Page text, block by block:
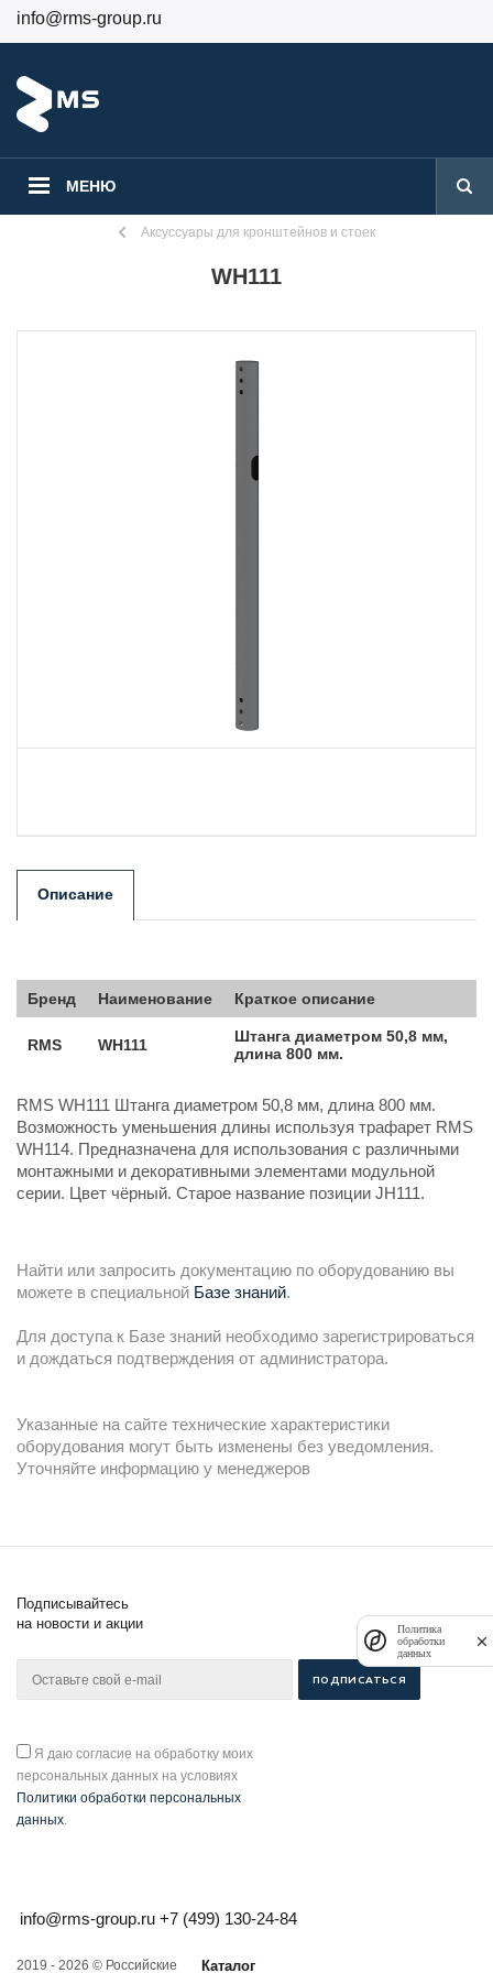
info@rms-group.ru
МЕНЮ
Аксуссуары для кронштейнов и стоек
WH111
Описание
Бренд Наименование Краткое описание
RMS WH111
Штанга диаметром 50,8 мм,
длина 800 мм.
RMS WH111 Штанга диаметром 50,8 мм, длина 800 мм.
Возможность уменьшения длины используя трафарет RMS
WH114. Предназначена для использования с различными
монтажными и декоративными элементами модульной
серии. Цвет чёрный. Старое название позиции JH111.
Найти или запросить документацию по оборудованию вы
можете в специальной Базе знаний.
Для доступа к Базе знаний необходимо зарегистрироваться
и дождаться подтверждения от администратора.
Указанные на сайте технические характеристики
оборудования могут быть изменены без уведомления.
Уточняйте информацию у менеджеров
Подписывайтесь
на новости и акции
Я даю согласие на обработку моих
персональных данных на условиях
Политики обработки персональных
данных.
info@rms-group.ru +7 (499) 130-24-84
2019 - 2026 © Российские Каталог
Политика
обработки
данных